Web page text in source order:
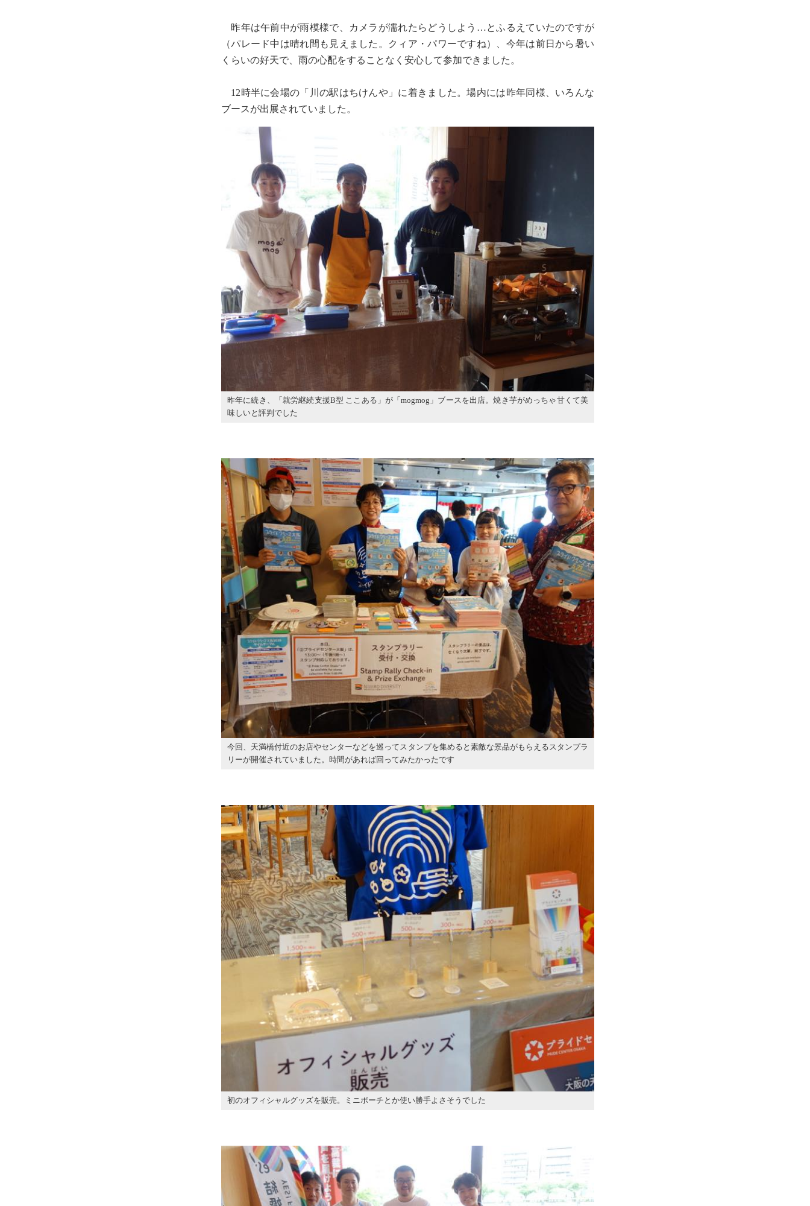
昨年は午前中が雨模様で、カメラが濡れたらどうしよう…とふるえていたのですが
（パレード中は晴れ間も見えました。クィア・パワーですね）、今年は前日から暑い
くらいの好天で、雨の心配をすることなく安心して参加できました。
12時半に会場の「川の駅はちけんや」に着きました。場内には昨年同様、いろんな
ブースが出展されていました。
昨年に続き、「就労継続支援B型 ここある」が「mogmog」ブースを出店。焼き芋がめっちゃ甘くて美
味しいと評判でした
今回、天満橋付近のお店やセンターなどを巡ってスタンプを集めると素敵な景品がもらえるスタンプラ
リーが開催されていました。時間があれば回ってみたかったです
初のオフィシャルグッズを販売。ミニポーチとか使い勝手よさそうでした